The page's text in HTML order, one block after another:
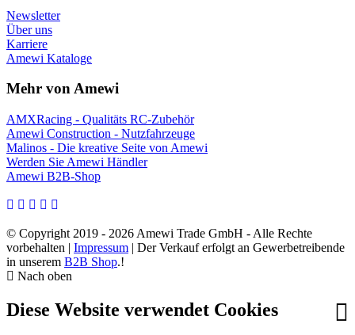
Newsletter
Über uns
Karriere
Amewi Kataloge
Mehr von Amewi
AMXRacing - Qualitäts RC-Zubehör
Amewi Construction - Nutzfahrzeuge
Malinos - Die kreative Seite von Amewi
Werden Sie Amewi Händler
Amewi B2B-Shop
© Copyright 2019 - 2026 Amewi Trade GmbH - Alle Rechte
vorbehalten | Impressum | Der Verkauf erfolgt an Gewerbetreibende
in unserem B2B Shop.!
Nach oben
Diese Website verwendet Cookies